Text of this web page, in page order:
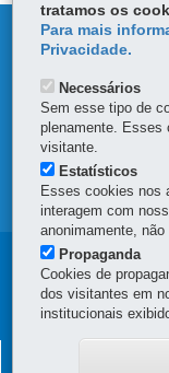
MAPA DO
DENUNCIE
OUVIDORIA
tratamos os
Para mais
Privacidade.
Necessários
Sem esse tipo de
plenamente. Esses
visitante.
Estatísticos
Esses cookies nos
interagem com
anonimamente,
Propaganda
Cookies de
dos visitantes em
institucionais